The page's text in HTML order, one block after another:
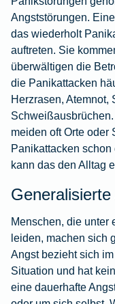
Angststörungen.
das wiederholt
auftreten. Sie
überwältigen die
die Panikattacken
Herzrasen, Atemnot,
meiden oft Orte oder
Panikattacken
kann das den Alltag
Menschen, die unter
leiden, machen sich
Angst bezieht sich
Situation und hat
eine dauerhafte